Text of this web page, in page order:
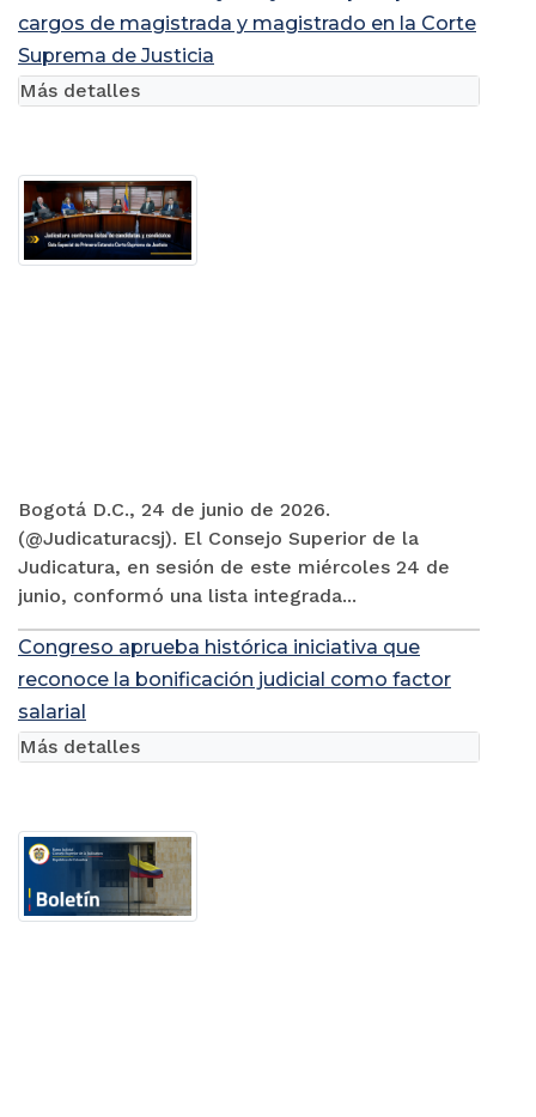
cargos de magistrada y magistrado en la Corte
Suprema de Justicia
Bogotá D.C., 24 de junio de 2026.
(@Judicaturacsj). El Consejo Superior de la
Judicatura, en sesión de este miércoles 24 de
junio, conformó una lista integrada...
Más detalles
Congreso aprueba histórica iniciativa que
reconoce la bonificación judicial como factor
salarial
Más detalles